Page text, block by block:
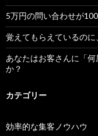
5万円の問い合わせが
覚えてもらえているの
あなたはお客さんに「
か？
カテゴリー
効率的な集客ノウハウ